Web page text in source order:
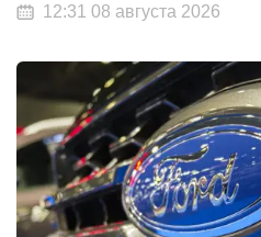
12:31 08 августа 2026